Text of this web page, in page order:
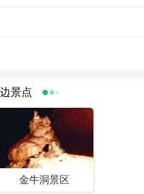
5：40-22：00 间隔4-6分
先公园、西站、金山 2、3
山 4、104路：（运营时间
）途经焦山、大市口、伯先公
运营时间7：00-17：45）途
酱醋厂、大市口、甘露寺、
景集儒、佛、道三家创立了
人墨客留下诗篇。 抗日战争
山有“山美、道圣、洞奇”之特
257处，有房屋5000余间。
，尚存"三宫五观"。三
万宁宫，五观为德佑观、仁
景点
金牛洞景区